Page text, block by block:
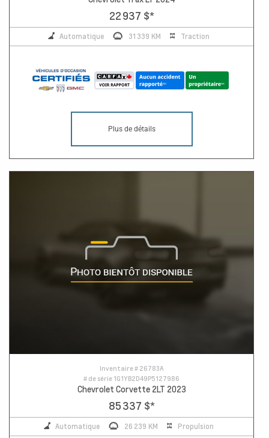
22 937 $*
Automatique 31 339 KM Traction
Plus de détails
Inventaire # 26783A
# de série 1G1YB2D49P5127986
Chevrolet Corvette 2LT 2023
85 337 $*
Automatique 26 239 KM Propulsion